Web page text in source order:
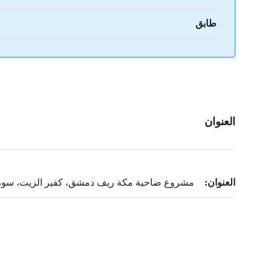
طابق
العنوان
العنوان: مشروع ضاحية مكة ريف دمشق، كفير الزيت،